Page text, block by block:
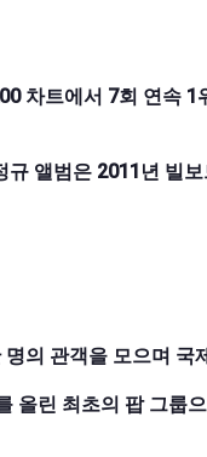
차트에서 7회 연속
앨범은 2011년 빌
의 관객을 모으며
올린 최초의 팝 그룹